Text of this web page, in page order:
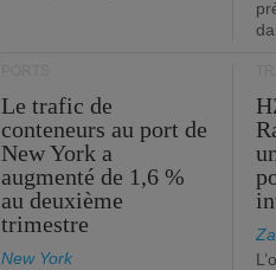
Le trafic de
conteneurs au port de
New York a
augmenté de 1,6 %
au deuxième
trimestre
New York